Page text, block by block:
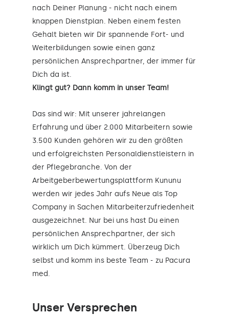
nach Deiner Planung - nicht nach einem
knappen Dienstplan. Neben einem festen
Gehalt bieten wir Dir spannende Fort- und
Weiterbildungen sowie einen ganz
persönlichen Ansprechpartner, der immer für
Dich da ist.
Klingt gut? Dann komm in unser Team!
Das sind wir: Mit unserer jahrelangen
Erfahrung und über 2.000 Mitarbeitern sowie
3.500 Kunden gehören wir zu den größten
und erfolgreichsten Personaldienstleistern in
der Pflegebranche. Von der
Arbeitgeberbewertungsplattform Kununu
werden wir jedes Jahr aufs Neue als Top
Company in Sachen Mitarbeiterzufriedenheit
ausgezeichnet. Nur bei uns hast Du einen
persönlichen Ansprechpartner, der sich
wirklich um Dich kümmert. Überzeug Dich
selbst und komm ins beste Team - zu Pacura
med.
Unser Versprechen